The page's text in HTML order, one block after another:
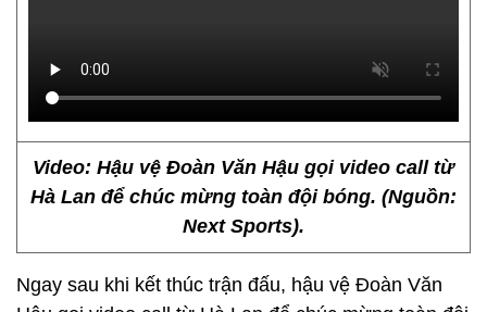
Video: Hậu vệ Đoàn Văn Hậu gọi video call từ
Hà Lan để chúc mừng toàn đội bóng. (Nguồn:
Next Sports).
Ngay sau khi kết thúc trận đấu, hậu vệ Đoàn Văn